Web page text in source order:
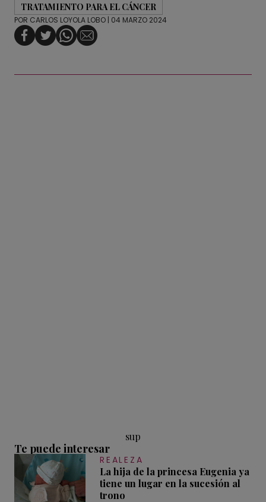
TRATAMIENTO PARA EL CÁNCER
POR CARLOS LOYOLA LOBO | 04 MARZO 2024
sup
Te puede interesar
REALEZA
La hija de la princesa Eugenia ya
tiene un lugar en la sucesión al
trono